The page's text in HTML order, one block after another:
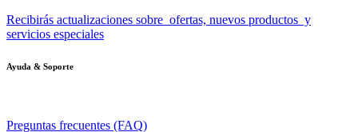
Recibirás actualizaciones sobre ofertas, nuevos productos y
servicios especiales
Ayuda & Soporte
Preguntas frecuentes (FAQ)